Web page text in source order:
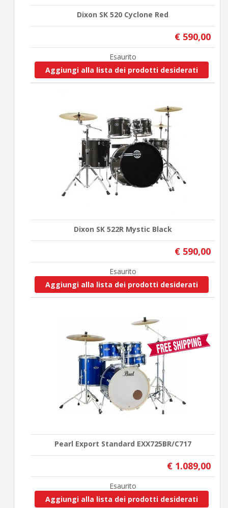
Dixon SK 520 Cyclone Red
€ 590,00
Esaurito
Aggiungi alla lista dei prodotti desiderati
Dixon SK 522R Mystic Black
€ 590,00
Esaurito
Aggiungi alla lista dei prodotti desiderati
Pearl Export Standard EXX725BR/C717
€ 1.089,00
Esaurito
Aggiungi alla lista dei prodotti desiderati